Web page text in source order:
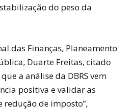
do peso da
das Finanças, Planeamento
Duarte Freitas, citado
a análise da DBRS vem
positiva e validar as
redução de imposto”,